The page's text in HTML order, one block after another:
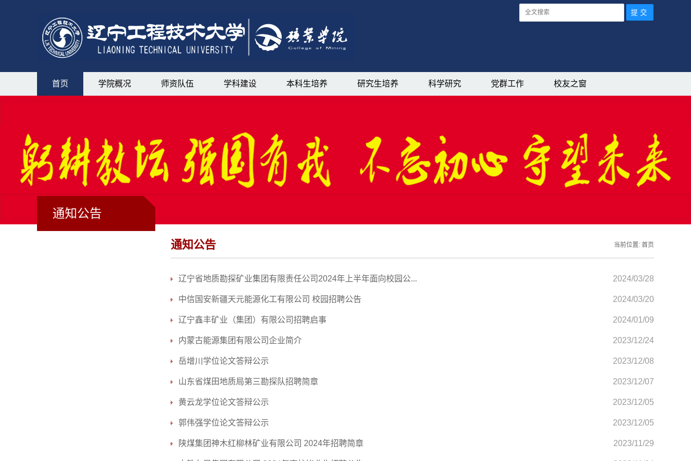
首页 学院概况 师资队伍 学科建设 本科生培养 研究生培养 科学研究 党群工作 校友之窗
通知公告
通知公告 当前位置: 首页
2024/03/28
辽宁省地质勘探矿业集团有限责任公司2024年上半年面向校园公...
2024/03/20
中信国安新疆天元能源化工有限公司 校园招聘公告
2024/01/09
辽宁鑫丰矿业（集团）有限公司招聘启事
2023/12/24
内蒙古能源集团有限公司企业简介
2023/12/08
岳增川学位论文答辩公示
2023/12/07
山东省煤田地质局第三勘探队招聘简章
2023/12/05
黄云龙学位论文答辩公示
2023/12/05
郭伟强学位论文答辩公示
2023/11/29
陕煤集团神木红柳林矿业有限公司 2024年招聘简章